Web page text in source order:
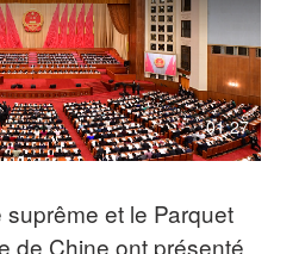
01:27
et le Parquet
de Chine ont présenté